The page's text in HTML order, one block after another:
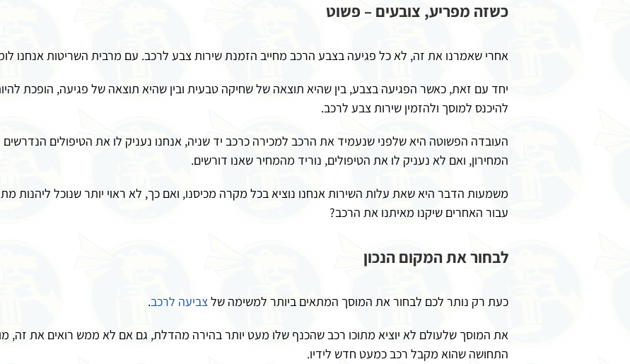
כשזה מפריע, צובעים – פשוט
אחרי שאמרנו את זה, לא כל פגיעה בצבע הרכב מחייב הזמנת שירות צבע לרכב. עם מרבית השריטות אנחנו
יחד עם זאת, כאשר הפגיעה בצבע, בין שהיא תוצאה של שחיקה טבעית ובין שהיא תוצאה של פגיעה, הופכת
להיכנס למוסך ולהזמין שירות צבע לרכב.
העובדה הפשוטה היא שלפני שנעמיד את הרכב למכירה כרכב יד שניה, אנחנו נעניק לו את הטיפולים
המחירון, ואם לא נעניק לו את הטיפולים, נוריד מהמחיר שאנו דורשים.
משמעות הדבר היא שאת עלות השירות אנחנו נוציא בכל מקרה מכיסנו, ואם כך, לא ראוי יותר שנוכל ליהנות
עבור האחרים שיקנו מאיתנו את הרכב?
לבחור את המקום הנכון
כעת רק נותר לכם לבחור את המוסך המתאים ביותר למשימה שלצביעה לרכב.
את המוסך שלעולם לא יוציא מתוכו רכב שהכנף שלו מעט יותר בהירה מהדלת, גם אם לא ממש רואים את זה,
התחושה שהוא מקבל רכב כמעט חדש לידיו.